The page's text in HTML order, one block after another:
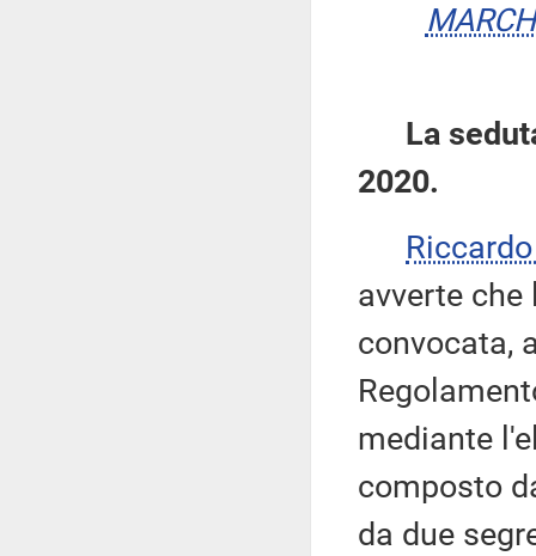
La
2020.
avverte
convocata,
mediante
composto
da due